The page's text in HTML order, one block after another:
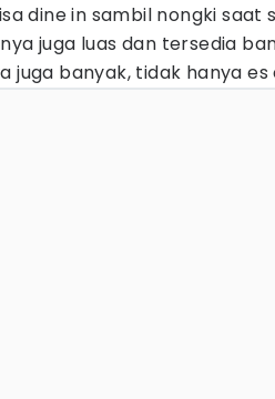
dine in sambil nongki saat
juga luas dan tersedia
juga banyak, tidak hanya